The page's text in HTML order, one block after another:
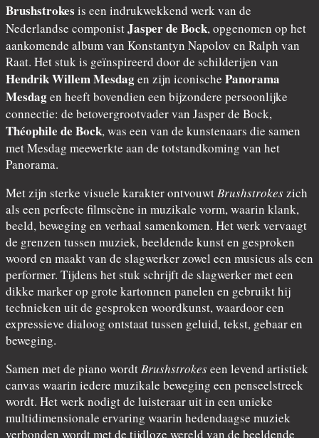
Brushstrokes is een indrukwekkend werk van de
Nederlandse componistJasper de Bock, opgenomen op het
aankomende album van Konstantyn Napolov en Ralph van
Raat. Het stuk is geïnspireerd door de schilderijen van
Hendrik Willem Mesdagen zijn iconische Panorama
Mesdagen heeft bovendien een bijzondere persoonlijke
connectie: de betovergrootvader van Jasper de Bock,
Théophile de Bock, was een van de kunstenaars die samen
met Mesdag meewerkte aan de totstandkoming van het
Panorama.
Met zijn sterke visuele karakter ontvouwtBrushstrokeszich
als een perfecte filmscène in muzikale vorm, waarin klank,
beeld, beweging en verhaal samenkomen. Het werk vervaagt
de grenzen tussen muziek, beeldende kunst en gesproken
woord en maakt van de slagwerker zowel een musicus als een
performer. Tijdens het stuk schrijft de slagwerker met een
dikke marker op grote kartonnen panelen en gebruikt hij
technieken uit de gesproken woordkunst, waardoor een
expressieve dialoog ontstaat tussen geluid, tekst, gebaar en
beweging.
Samen met de piano wordtBrushstrokeseen levend artistiek
canvas waarin iedere muzikale beweging een penseelstreek
wordt. Het werk nodigt de luisteraar uit in een unieke
multidimensionale ervaring waarin hedendaagse muziek
verbonden wordt met de tijdloze wereld van de beeldende